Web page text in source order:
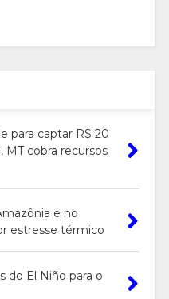
para captar R$ 20
MT cobra recursos
e no
estresse térmico
do El Niño para o